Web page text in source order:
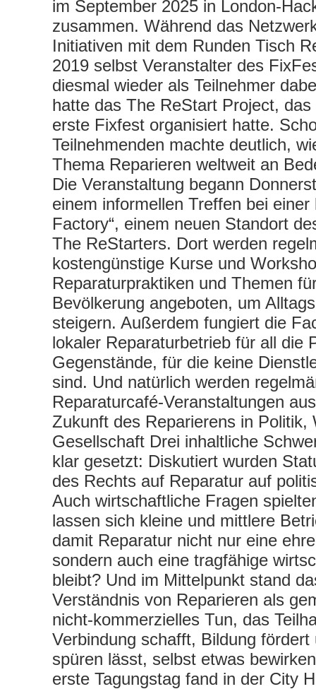
im September 2025 in London-
zusammen. Während das
Initiativen mit dem Runden Tisch
2019 selbst Veranstalter des
diesmal wieder als Teilnehmer
hatte das The ReStart Project,
erste Fixfest organisiert hatte.
Teilnehmenden machte deutlich,
Thema Reparieren weltweit an
Die Veranstaltung begann
einem informellen Treffen bei einer
Factory“, einem neuen Standort
The ReStarters. Dort werden
kostengünstige Kurse und
Reparaturpraktiken und Themen
Bevölkerung angeboten, um
steigern. Außerdem fungiert die
lokaler Reparaturbetrieb für all die
Gegenstände, für die keine
sind. Und natürlich werden
Reparaturcafé-Veranstaltungen
Zukunft des Reparierens in Politik,
Gesellschaft Drei inhaltliche
klar gesetzt: Diskutiert wurden
des Rechts auf Reparatur auf
Auch wirtschaftliche Fragen
lassen sich kleine und mittlere
damit Reparatur nicht nur eine
sondern auch eine tragfähige
bleibt? Und im Mittelpunkt stand
Verständnis von Reparieren als
nicht-kommerzielles Tun, das
Verbindung schafft, Bildung fördert
spüren lässt, selbst etwas
erste Tagungstag fand in der City